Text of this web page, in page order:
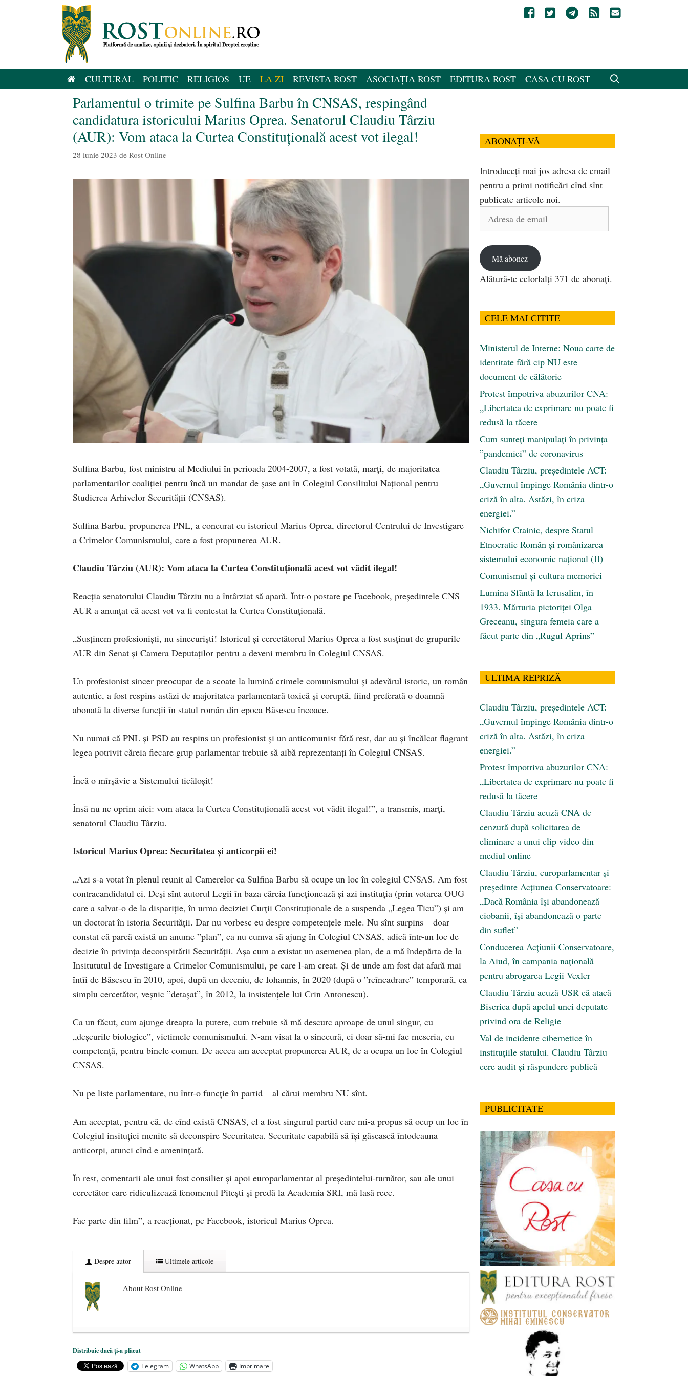
CULTURAL POLITIC RELIGIOS UE LA ZI REVISTA ROST ASOCIAȚIA ROST EDITURA ROST CASA CU ROST
Parlamentul o trimite pe Sulfina Barbu în CNSAS, respingând
candidatura istoricului Marius Oprea. Senatorul Claudiu Târziu
(AUR): Vom ataca la Curtea Constituțională acest vot ilegal!
28 iunie 2023 de Rost Online
Sulfina Barbu, fost ministru al Mediului în perioada 2004-2007, a fost votată, marți, de majoritatea
parlamentarilor coaliției pentru încă un mandat de șase ani în Colegiul Consiliului Național pentru
Studierea Arhivelor Securității (CNSAS).
Sulfina Barbu, propunerea PNL, a concurat cu istoricul Marius Oprea, directorul Centrului de Investigare
a Crimelor Comunismului, care a fost propunerea AUR.
Claudiu Târziu (AUR): Vom ataca la Curtea Constituțională acest vot vădit ilegal!
Reacția senatorului Claudiu Târziu nu a întârziat să apară. Într-o postare pe Facebook, președintele CNS
AUR a anunțat că acest vot va fi contestat la Curtea Constituțională.
„Susținem profesioniști, nu sinecuriști! Istoricul și cercetătorul Marius Oprea a fost susținut de grupurile
AUR din Senat și Camera Deputaților pentru a deveni membru în Colegiul CNSAS.
Un profesionist sincer preocupat de a scoate la lumină crimele comunismului și adevărul istoric, un român
autentic, a fost respins astăzi de majoritatea parlamentară toxică și coruptă, fiind preferată o doamnă
abonată la diverse funcții în statul român din epoca Băsescu încoace.
Nu numai că PNL și PSD au respins un profesionist și un anticomunist fără rest, dar au și încălcat flagrant
legea potrivit căreia fiecare grup parlamentar trebuie să aibă reprezentanți în Colegiul CNSAS.
Încă o mîrșăvie a Sistemului ticăloșit!
Însă nu ne oprim aici: vom ataca la Curtea Constituțională acest vot vădit ilegal!”, a transmis, marți,
senatorul Claudiu Târziu.
Istoricul Marius Oprea: Securitatea și anticorpii ei!
„Azi s-a votat în plenul reunit al Camerelor ca Sulfina Barbu să ocupe un loc în colegiul CNSAS. Am fost
contracandidatul ei. Deși sînt autorul Legii în baza căreia funcționează și azi instituția (prin votarea OUG
care a salvat-o de la dispariție, în urma deciziei Curții Constituționale de a suspenda „Legea Ticu”) și am
un doctorat în istoria Securității. Dar nu vorbesc eu despre competențele mele. Nu sînt surpins – doar
constat că parcă există un anume ”plan”, ca nu cumva să ajung în Colegiul CNSAS, adică într-un loc de
decizie în privința deconspirării Securității. Așa cum a existat un asemenea plan, de a mă îndepărta de la
Insitututul de Investigare a Crimelor Comunismului, pe care l-am creat. Și de unde am fost dat afară mai
întîi de Băsescu în 2010, apoi, după un deceniu, de Iohannis, în 2020 (după o ”reîncadrare” temporară, ca
simplu cercetător, veșnic ”detașat”, în 2012, la insistențele lui Crin Antonescu).
Ca un făcut, cum ajunge dreapta la putere, cum trebuie să mă descurc aproape de unul singur, cu
„deșeurile biologice”, victimele comunismului. N-am visat la o sinecură, ci doar să-mi fac meseria, cu
competență, pentru binele comun. De aceea am acceptat propunerea AUR, de a ocupa un loc în Colegiul
CNSAS.
Nu pe liste parlamentare, nu într-o funcție în partid – al cărui membru NU sînt.
Am acceptat, pentru că, de cînd există CNSAS, el a fost singurul partid care mi-a propus să ocup un loc în
Colegiul insituției menite să deconspire Securitatea. Securitate capabilă să își găsească întodeauna
anticorpi, atunci cînd e amenințată.
În rest, comentarii ale unui fost consilier și apoi europarlamentar al președintelui-turnător, sau ale unui
cercetător care ridiculizează fenomenul Pitești și predă la Academia SRI, mă lasă rece.
Fac parte din film”, a reacționat, pe Facebook, istoricul Marius Oprea.
Despre autor Ultimele articole
About Rost Online
Dezvăluiri cutremurătoare despre președintele Ucrainei, Volodymyr Zelensky
Statul care servește Națiunea - 21 aprilie 2026
Legea Vexler produce efecte. Bustul poetului Octavian Goga, înlăturat din Iași
Distribuie dacă ți-a plăcut
Telegram
WhatsApp Imprimare
ABONAȚI-VĂ
Introduceți mai jos adresa de email
pentru a primi notificări cînd sînt
publicate articole noi.
Adresa
Mă abonez
Alătură-te celorlalți 371 de abonați.
CELE MAI CITITE
Ministerul de Interne: Noua carte de
identitate fără cip NU este
document de călătorie
Protest împotriva abuzurilor CNA:
„Libertatea de exprimare nu poate fi
redusă la tăcere
Cum sunteți manipulați în privința
”pandemiei” de coronavirus
Claudiu Târziu, președintele ACT:
„Guvernul împinge România dintr-o
criză în alta. Astăzi, în criza
energiei.”
Nichifor Crainic, despre Statul
Etnocratic Român şi românizarea
sistemului economic naţional (II)
Comunismul şi cultura memoriei
Lumina Sfântă la Ierusalim, în
1933. Mărturia pictoriței Olga
Greceanu, singura femeia care a
făcut parte din „Rugul Aprins”
ULTIMA REPRIZĂ
Claudiu Târziu, președintele ACT:
„Guvernul împinge România dintr-o
criză în alta. Astăzi, în criza
energiei.”
Protest împotriva abuzurilor CNA:
„Libertatea de exprimare nu poate fi
redusă la tăcere
Claudiu Târziu acuză CNA de
cenzură după solicitarea de
eliminare a unui clip video din
mediul online
Claudiu Târziu, europarlamentar și
președinte Acțiunea Conservatoare:
„Dacă România își abandonează
ciobanii, își abandonează o parte
din suflet”
Conducerea Acțiunii Conservatoare,
la Aiud, în campania națională
pentru abrogarea Legii Vexler
Claudiu Târziu acuză USR că atacă
Biserica după apelul unei deputate
privind ora de Religie
Val de incidente cibernetice în
instituțiile statului. Claudiu Târziu
cere audit și răspundere publică
PUBLICITATE